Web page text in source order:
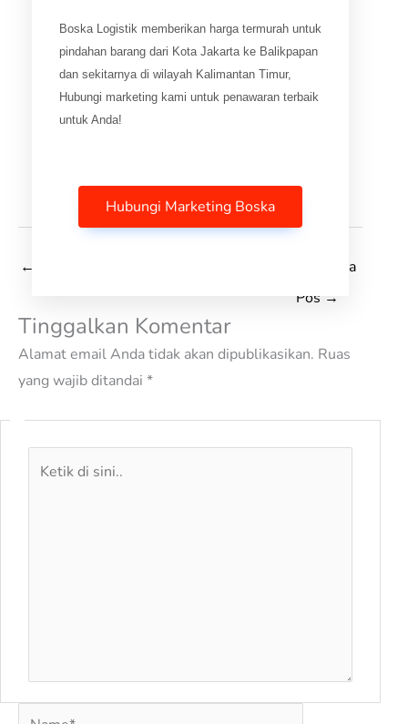
Boska Logistik memberikan harga termurah untuk
pindahan barang dari Kota Jakarta ke Balikpapan
dan sekitarnya di wilayah Kalimantan Timur,
Hubungi marketing kami untuk penawaran terbaik
untuk Anda!
Hubungi Marketing Boska
←
Selanjutnya
Pos →
Tinggalkan Komentar
Alamat email Anda tidak akan dipublikasikan. Ruas
yang wajib ditandai *
Name*